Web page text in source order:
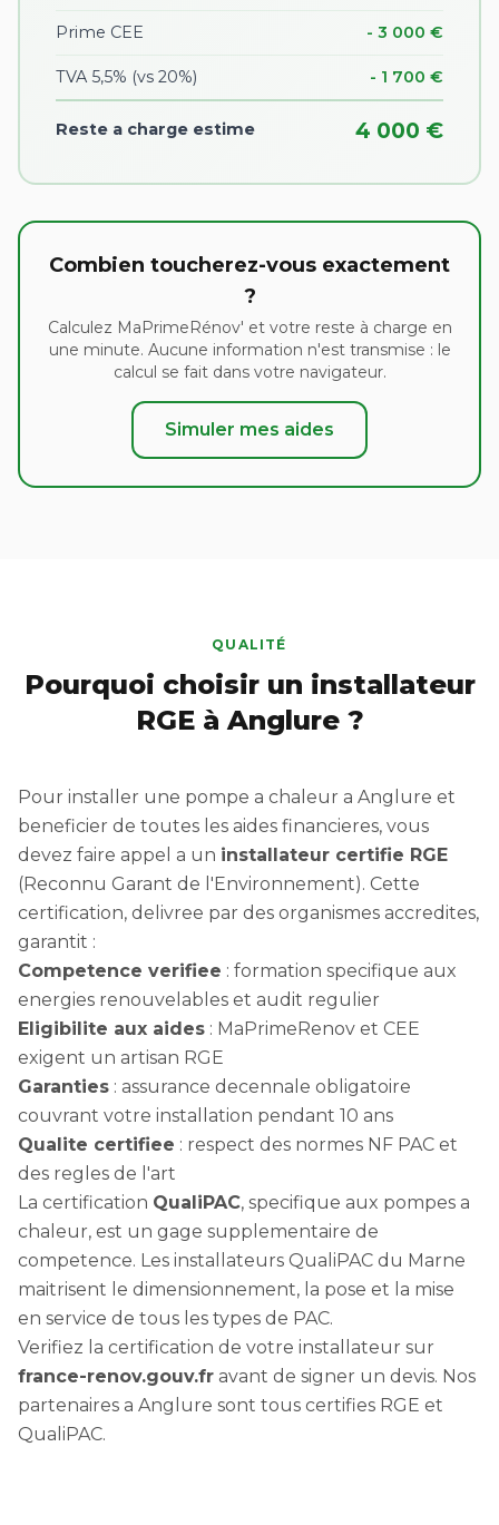
Prime CEE - 3 000 €
TVA 5,5% (vs 20%) - 1 700 €
Reste a charge estime 4 000 €
Combien toucherez-vous exactement
?
Calculez MaPrimeRénov' et votre reste à charge en
une minute. Aucune information n'est transmise : le
calcul se fait dans votre navigateur.
Simuler mes aides
QUALITÉ
Pourquoi choisir un installateur
RGE à Anglure ?
Pour installer une pompe a chaleur a Anglure et
beneficier de toutes les aides financieres, vous
devez faire appel a un installateur certifie RGE
(Reconnu Garant de l'Environnement). Cette
certification, delivree par des organismes accredites,
garantit :
Competence verifiee : formation specifique aux
energies renouvelables et audit regulier
Eligibilite aux aides : MaPrimeRenov et CEE
exigent un artisan RGE
Garanties : assurance decennale obligatoire
couvrant votre installation pendant 10 ans
Qualite certifiee : respect des normes NF PAC et
des regles de l'art
La certification QualiPAC, specifique aux pompes a
chaleur, est un gage supplementaire de
competence. Les installateurs QualiPAC du Marne
maitrisent le dimensionnement, la pose et la mise
en service de tous les types de PAC.
Verifiez la certification de votre installateur sur
france-renov.gouv.fr avant de signer un devis. Nos
partenaires a Anglure sont tous certifies RGE et
QualiPAC.